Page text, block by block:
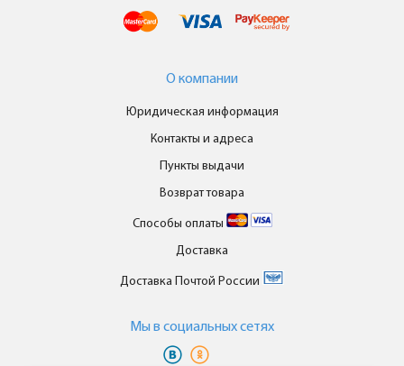
О компании
Юридическая информация
Контакты и адреса
Пункты выдачи
Возврат товара
Способы оплаты
Доставка
Доставка Почтой России
Мы в cоциальных сетях